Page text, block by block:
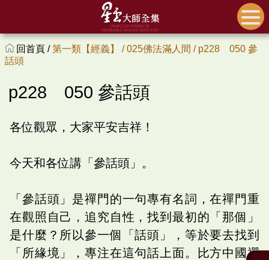
回首頁 /第一類【經義】 /025佛法滿人間 / p228 050 參
話頭
p228 050 參話頭
各位觀眾，大家平安吉祥！
今天和各位講「參話頭」。
「參話頭」是禪門的一句專有名詞，在禪門重
在觀照自己，追究自性，找到最初的「那個」
是什麼？所以參一個「話頭」，等於要去找到
「所緣境」，專注在這句話上面。比方中國禪